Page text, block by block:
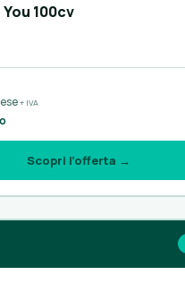
100cv
+ IVA
Scopri l’offerta →